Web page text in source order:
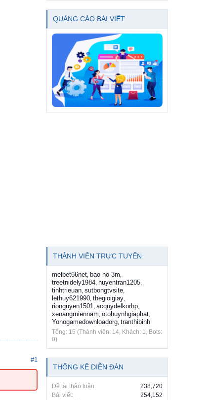
#1
QUẢNG CÁO BÀI VIẾT
THÀNH VIÊN TRỰC TUYẾN
melbet66net, bao ho 3m,
treetnidely1984, huyentran1205,
tinhtrieuan, sutbongtvsite,
lethuy621990, thegioigiay,
rionguyen1501, acquydelkorhp,
xenangmiennam, otohuynhgiaphat,
Yonogamedownloadorg, tranthibinh
Tổng: 15 (Thành viên: 14, Khách: 1, Bots:
0)
THỐNG KÊ DIỄN ĐÀN
Đề tài thảo luận:
238,720
Bài viết:
254,152